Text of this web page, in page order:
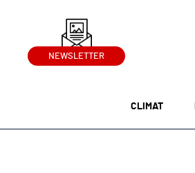
NEWSLETTER
CLIMAT